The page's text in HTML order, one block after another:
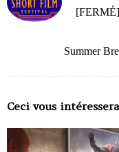
Summer
Ceci vous